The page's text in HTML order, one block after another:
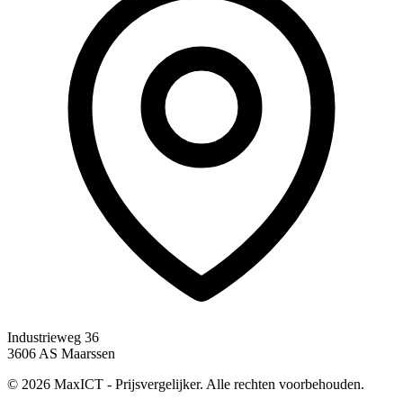
Industrieweg 36
3606 AS Maarssen
© 2026 MaxICT - Prijsvergelijker. Alle rechten voorbehouden.